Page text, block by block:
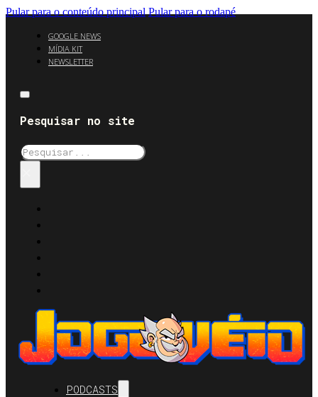
Pular para o conteúdo principal Pular para o rodapé
GOOGLE NEWS
MÍDIA KIT
NEWSLETTER
Pesquisar no site
Pesquisar
PODCASTS